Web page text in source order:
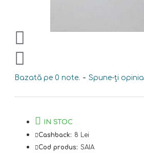
Bazată pe 0 note. - Spune-ţi opinia
IN STOC
Cashback: 8 Lei
Cod produs: SAIA